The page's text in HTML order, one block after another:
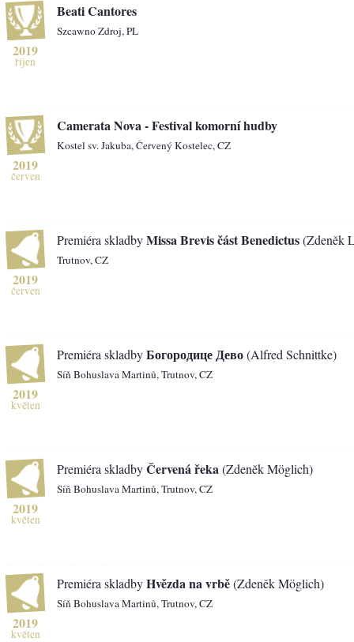
2019
říjen
Beati Cantores
Szcawno Zdroj, PL
2019
červen
Camerata Nova - Festival komorní hudby
Kostel sv. Jakuba, Červený Kostelec, CZ
2019
červen
Premiéra skladbyMissa Brevis část Benedictus(Zdeněk
Trutnov, CZ
2019
květen
Premiéra skladbyБогородице Дево(Alfred Schnittke)
Síň Bohuslava Martinů, Trutnov, CZ
2019
květen
Premiéra skladbyČervená řeka (Zdeněk Möglich)
Síň Bohuslava Martinů, Trutnov, CZ
2019
květen
Premiéra skladbyHvězda na vrbě(Zdeněk Möglich)
Síň Bohuslava Martinů, Trutnov, CZ